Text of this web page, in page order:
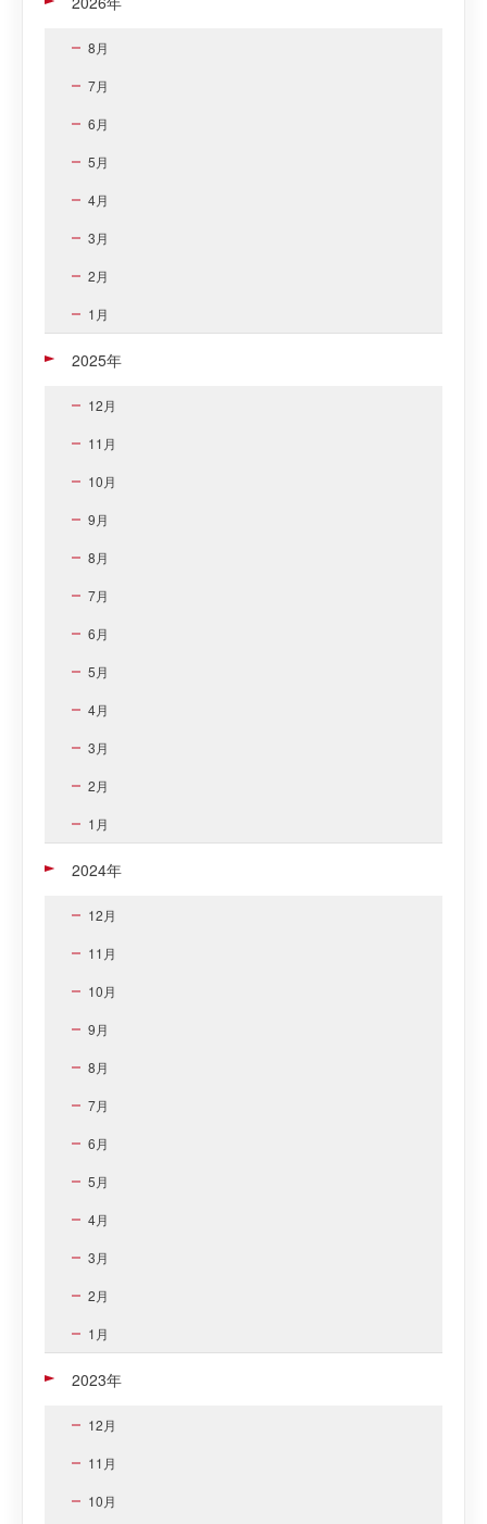
8月
7月
6月
5月
4月
3月
2月
1月
2025年
12月
11月
10月
9月
8月
7月
6月
5月
4月
3月
2月
1月
2024年
12月
11月
10月
9月
8月
7月
6月
5月
4月
3月
2月
1月
2023年
12月
11月
10月